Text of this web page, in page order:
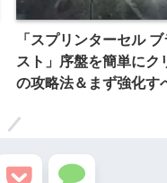
「スプリンターセル
スト」序盤を簡単にク
の攻略法＆まず強化す